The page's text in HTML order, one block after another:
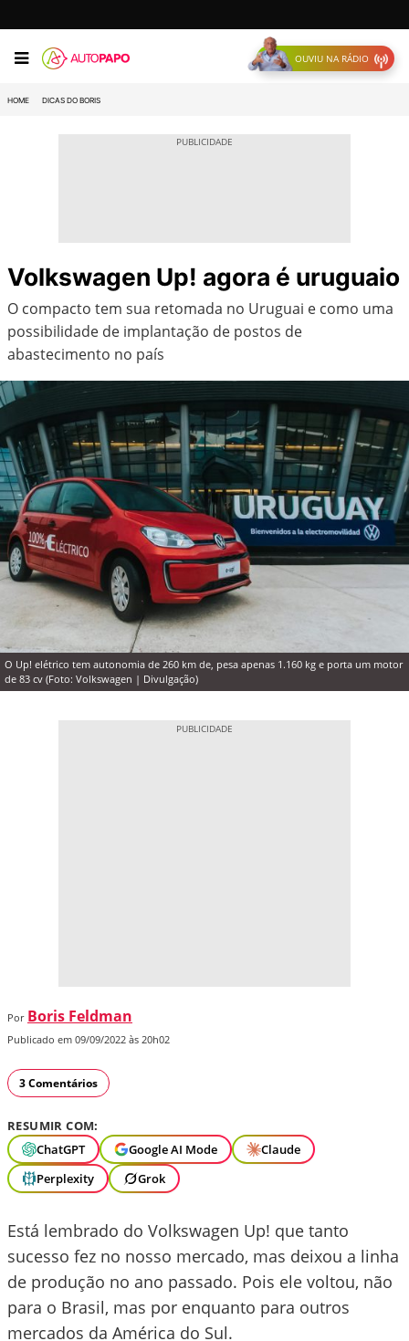
OUVIU NA RÁDIO
HOME DICAS DO BORIS
Volkswagen Up! agora é uruguaio
O compacto tem sua retomada no Uruguai e como uma
possibilidade de implantação de postos de
abastecimento no país
O Up! elétrico tem autonomia de 260 km de, pesa apenas 1.160 kg e porta um motor
de 83 cv (Foto: Volkswagen | Divulgação)
Por Boris Feldman
Publicado em 09/09/2022 às 20h02
3 Comentários
RESUMIR COM:
ChatGPT
Google AI Mode
Claude
Perplexity
Grok
Está lembrado do Volkswagen Up! que tanto
sucesso fez no nosso mercado, mas deixou a linha
de produção no ano passado. Pois ele voltou, não
para o Brasil, mas por enquanto para outros
mercados da América do Sul.